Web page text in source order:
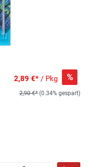
2,89 €* / Pkg %
2,90 €* (0.34% gespart)